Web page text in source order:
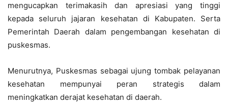
mengucapkan terimakasih dan apresiasi yang tinggi
kepada seluruh jajaran kesehatan di Kabupaten. Serta
Pemerintah Daerah dalam pengembangan kesehatan di
puskesmas.
Menurutnya, Puskesmas sebagai ujung tombak pelayanan
kesehatan mempunyai peran strategis dalam
meningkatkan derajat kesehatan di daerah.